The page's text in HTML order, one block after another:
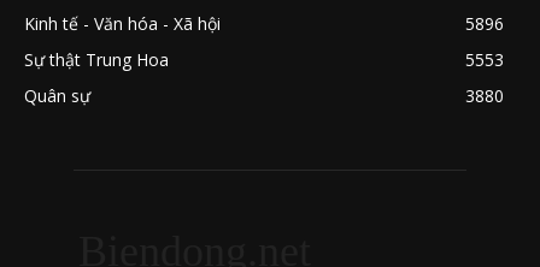
Kinh tế - Văn hóa - Xã hội
5896
Sự thật Trung Hoa
5553
Quân sự
3880